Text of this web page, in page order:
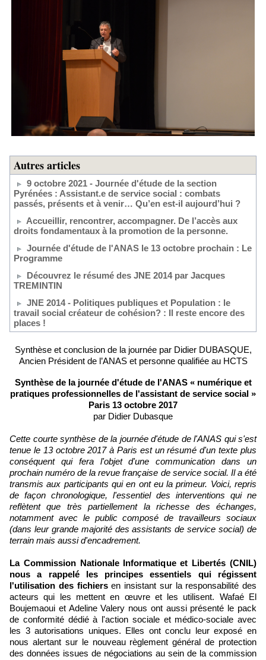
Autres articles
9 octobre 2021 - Journée d'étude de la section
Pyrénées : Assistant.e de service social : combats
passés, présents et à venir… Qu’en est-il aujourd’hui ?
Accueillir, rencontrer, accompagner. De l’accès aux
droits fondamentaux à la promotion de la personne.
Journée d'étude de l'ANAS le 13 octobre prochain : Le
Programme
Découvrez le résumé des JNE 2014 par Jacques
TREMINTIN
JNE 2014 - Politiques publiques et Population : le
travail social créateur de cohésion? : Il reste encore des
places !
Synthèse et conclusion de la journée par Didier DUBASQUE,
Ancien Président de l’ANAS et personne qualifiée au HCTS
Synthèse de la journée d'étude de l'ANAS « numérique et
pratiques professionnelles de l'assistant de service social »
Paris 13 octobre 2017
par Didier Dubasque
Cette courte synthèse de la journée d'étude de l'ANAS qui s'est
tenue le 13 octobre 2017 à Paris est un résumé d'un texte plus
conséquent qui fera l'objet d'une communication dans un
prochain numéro de la revue française de service social. Il a été
transmis aux participants qui en ont eu la primeur. Voici, repris
de façon chronologique, l'essentiel des interventions qui ne
reflètent que très partiellement la richesse des échanges,
notamment avec le public composé de travailleurs sociaux
(dans leur grande majorité des assistants de service social) de
terrain mais aussi d'encadrement.
La Commission Nationale Informatique et Libertés (CNIL)
nous a rappelé les principes essentiels qui régissent
l'utilisation des fichiersen insistant sur la responsabilité des
acteurs qui les mettent en œuvre et les utilisent. Wafaé El
Boujemaoui et Adeline Valery nous ont aussi présenté le pack
de conformité dédié à l'action sociale et médico-sociale avec
les 3 autorisations uniques. Elles ont conclu leur exposé en
nous alertant sur le nouveau règlement général de protection
des données issues de négociations au sein de la commission